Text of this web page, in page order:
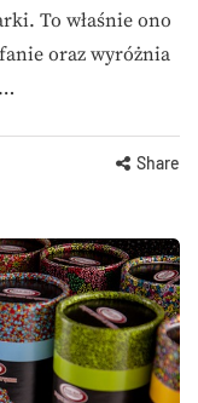
To właśnie ono
oraz wyróżnia
Share